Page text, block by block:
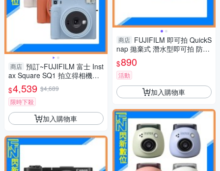
商店 預訂~FUJIFILM 富士 Inst
ax Square SQ1 拍立得相機
+底片20張 白/橙/藍 (公司貨)
$4,539 $4,689
限時下殺
加入購物車
商店 FUJIFILM 即可拍 QuickS
nap 拋棄式 潛水型即可拍 防水
底片機 傻瓜相機 相機 27張
$890
活動
加入購物車